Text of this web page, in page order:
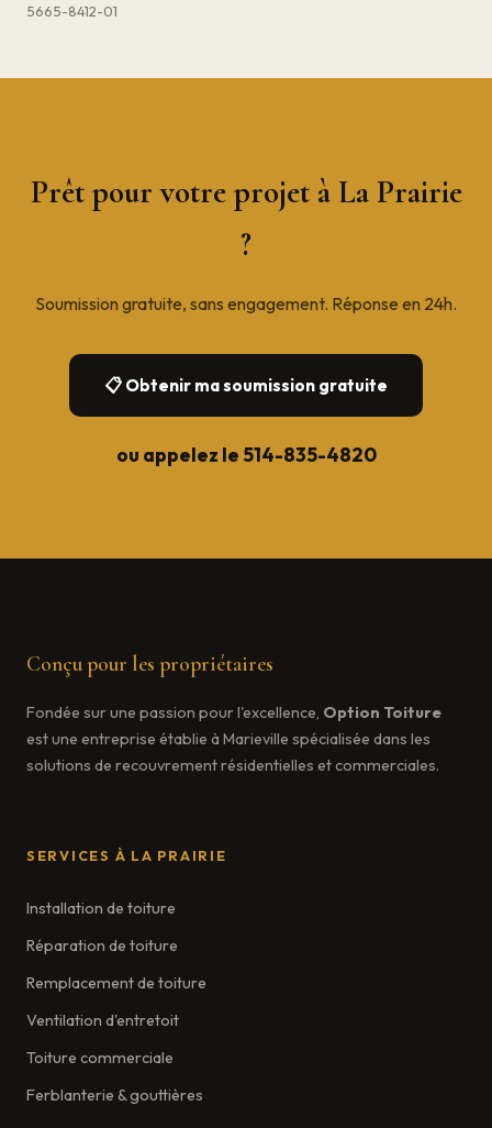
5665-8412-01
Prêt pour votre projet à La Prairie
?
Soumission gratuite, sans engagement. Réponse en 24h.
📋 Obtenir ma soumission gratuite
ou appelez le 514-835-4820
Conçu pour les propriétaires
Fondée sur une passion pour l'excellence, Option Toiture
est une entreprise établie à Marieville spécialisée dans les
solutions de recouvrement résidentielles et commerciales.
SERVICES À LA PRAIRIE
Installation de toiture
Réparation de toiture
Remplacement de toiture
Ventilation d'entretoit
Toiture commerciale
Ferblanterie & gouttières